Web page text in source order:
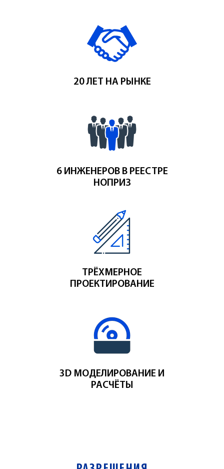
20 ЛЕТ НА РЫНКЕ
6 ИНЖЕНЕРОВ В РЕЕСТРЕ
НОПРИЗ
ТРЁХМЕРНОЕ
ПРОЕКТИРОВАНИЕ
3D МОДЕЛИРОВАНИЕ И
РАСЧЁТЫ